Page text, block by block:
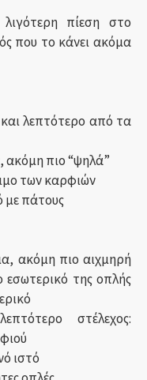
πίεση στο
που το κάνει ακόμα
λεπτότερο από τα
ακόμη πιο “ψηλά”
των καρφιών
με πάτους
ακόμη πιο αιχμηρή
της οπλής
στέλεχος:
ιστό